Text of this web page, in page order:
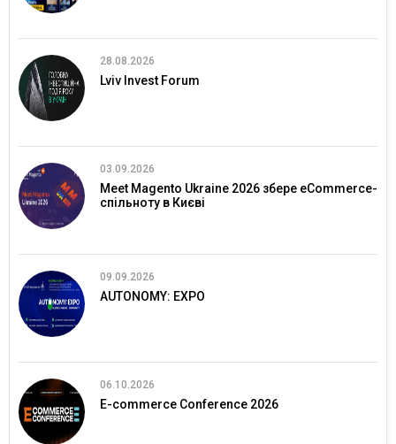
28.08.2026
Lviv Invest Forum
03.09.2026
Meet Magento Ukraine 2026 збере eCommerce-
спільноту в Києві
09.09.2026
AUTONOMY: EXPO
06.10.2026
E-commerce Conference 2026